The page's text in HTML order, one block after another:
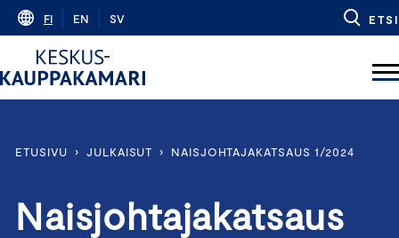
Skip
content
FI EN SV ETSI
ETUSIVU › JULKAISUT › NAISJOHTAJAKATSAUS 1/2024
Naisjohtajakatsaus